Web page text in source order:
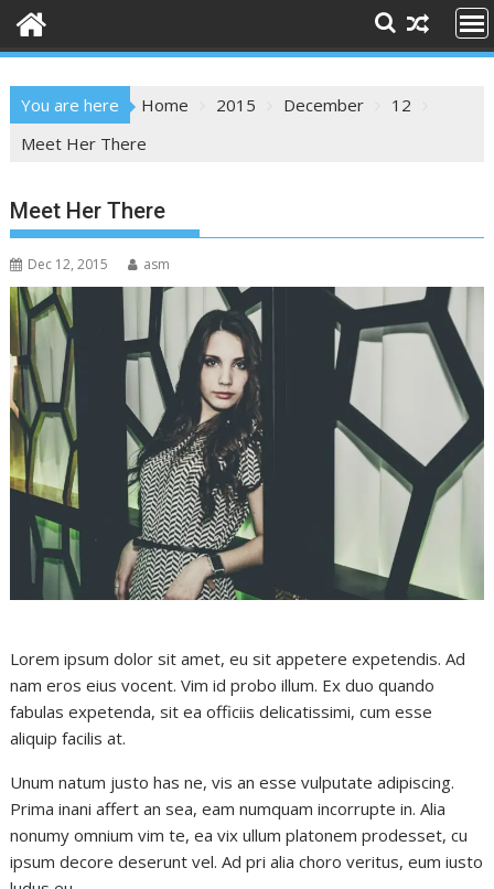
You are here Home 2015 December
12
Meet Her There
Meet Her There
Dec 12, 2015 asm
Lorem ipsum dolor sit amet, eu sit appetere expetendis. Ad
nam eros eius vocent. Vim id probo illum. Ex duo quando
fabulas expetenda, sit ea officiis delicatissimi, cum esse
aliquip facilis at.
Unum natum justo has ne, vis an esse vulputate adipiscing.
Prima inani affert an sea, eam numquam incorrupte in. Alia
nonumy omnium vim te, ea vix ullum platonem prodesset, cu
ipsum decore deserunt vel. Ad pri alia choro veritus, eum iusto